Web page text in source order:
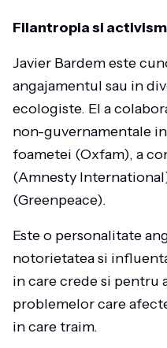
Filantropia si
Javier Bardem este
angajamentul sau in
ecologiste. El a
non-guvernamentale
foametei (Oxfam), a
(Amnesty
(Greenpeace).
Este o personalitate
notorietatea si
in care crede si pentru
problemelor care
in care traim.